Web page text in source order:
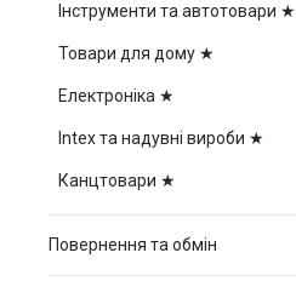
Інструменти та автотовари ★
Товари для дому ★
Електроніка ★
Intex та надувні вироби ★
Канцтовари ★
Повернення та обмін